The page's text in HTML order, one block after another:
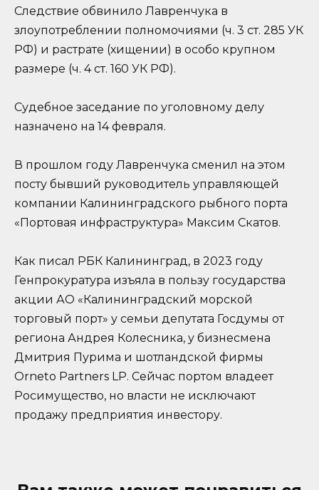
Следствие обвинило Лавренчука в
злоупотреблении полномочиями (ч. 3 ст. 285 УК
РФ) и растрате (хищении) в особо крупном
размере (ч. 4 ст. 160 УК РФ).
Судебное заседание по уголовному делу
назначено на 14 февраля.
В прошлом году Лавренчука сменил на этом
посту бывший руководитель управляющей
компании Калининградского рыбного порта
«Портовая инфраструктура» Максим Скатов.
Как писал РБК Калининград, в 2023 году
Генпрокуратура изъяла в пользу государства
акции АО «Калининградский морской
торговый порт» у семьи депутата Госдумы от
региона Андрея Колесника, у бизнесмена
Дмитрия Пурима и шотландской фирмы
Orneto Partners LP. Сейчас портом владеет
Росимущество, но власти не исключают
продажу предприятия инвестору.